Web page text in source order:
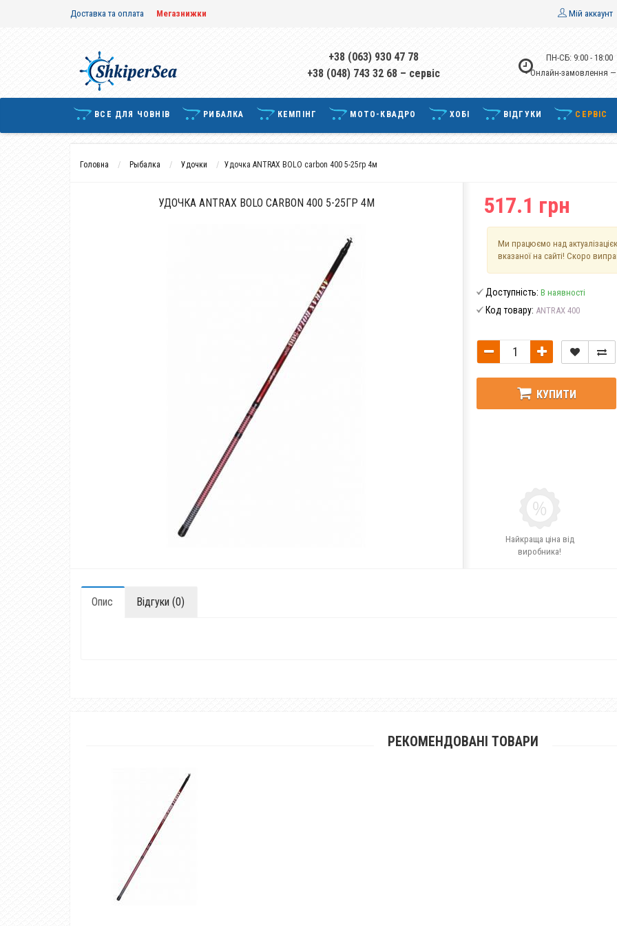
Доставка та оплата Мегазнижки Мій аккаунт
+38 (063) 930 47 78
+38 (048) 743 32 68 – сервіс
ПН-СБ: 9:00 - 18:00
• Онлайн-замовлення
ВСЕ ДЛЯ ЧОВНІВ РИБАЛКА КЕМПІНГ МОТО-КВАДРО ХОБІ ВІДГУКИ СЕРВІС
Головна Рыбалка Удочки Удочка ANTRAX BOLO carbon 400 5-25гр 4м
УДОЧКА ANTRAX BOLO CARBON 400 5-25ГР 4М 517.1 грн
Ми працюємо над
вказаної на сайті! Скоро
Доступність: В наявності
Код товару: ANTRAX 400
КУПИТИ
Найкраща ціна від
виробника!
Опис Відгуки (0)
РЕКОМЕНДОВАНІ ТОВАРИ